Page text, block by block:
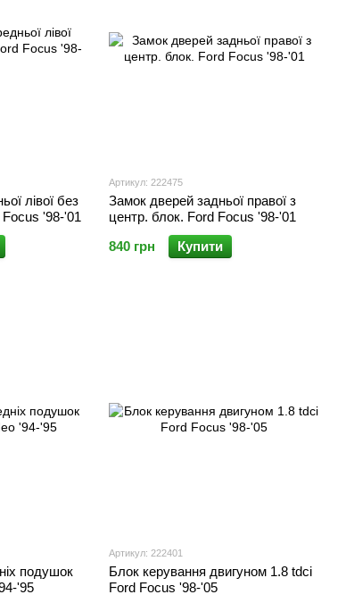
лівої без
Focus '98-'01
Артикул: 222475
Замок дверей задньої правої з
центр. блок. Ford Focus '98-'01
840 грн
Купити
подушок
'95
Артикул: 222401
Блок керування двигуном 1.8 tdci
Ford Focus '98-'05